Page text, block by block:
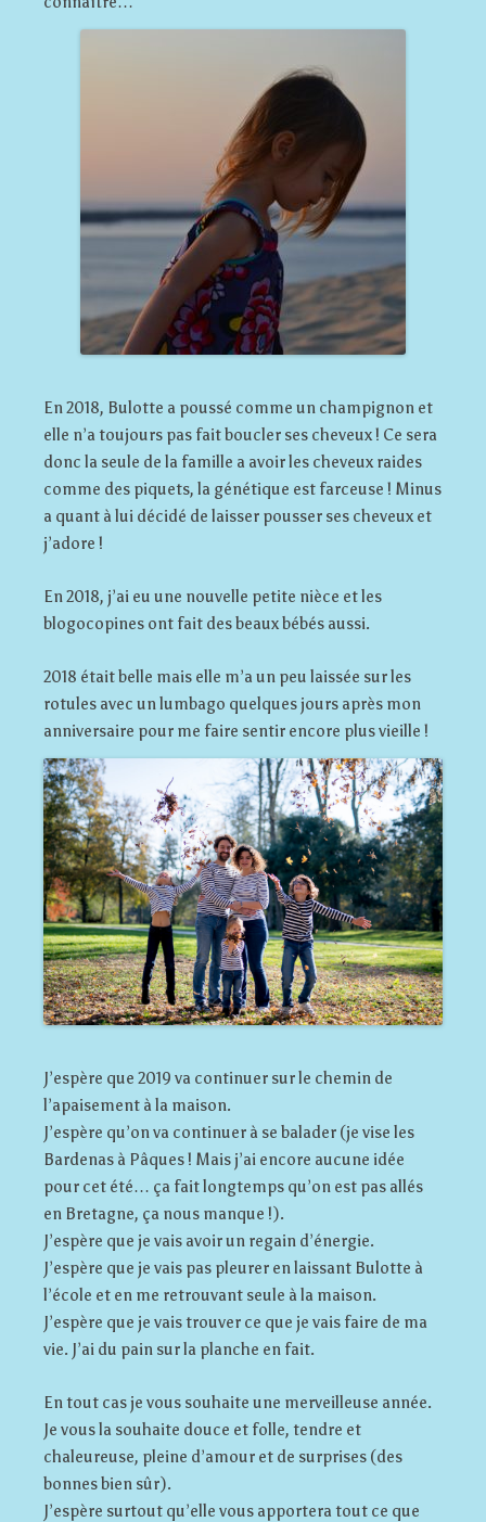
En 2018, Bulotte a poussé comme un champignon et
elle n’a toujours pas fait boucler ses cheveux ! Ce sera
donc la seule de la famille a avoir les cheveux raides
comme des piquets, la génétique est farceuse ! Minus
a quant à lui décidé de laisser pousser ses cheveux et
j’adore !
En 2018, j’ai eu une nouvelle petite nièce et les
blogocopines ont fait des beaux bébés aussi.
2018 était belle mais elle m’a un peu laissée sur les
rotules avec un lumbago quelques jours après mon
anniversaire pour me faire sentir encore plus vieille !
J’espère que 2019 va continuer sur le chemin de
l’apaisement à la maison.
J’espère qu’on va continuer à se balader (je vise les
Bardenas à Pâques ! Mais j’ai encore aucune idée
pour cet été… ça fait longtemps qu’on est pas allés
en Bretagne, ça nous manque !).
J’espère que je vais avoir un regain d’énergie.
J’espère que je vais pas pleurer en laissant Bulotte à
l’école et en me retrouvant seule à la maison.
J’espère que je vais trouver ce que je vais faire de ma
vie. J’ai du pain sur la planche en fait.
En tout cas je vous souhaite une merveilleuse année.
Je vous la souhaite douce et folle, tendre et
chaleureuse, pleine d’amour et de surprises (des
bonnes bien sûr).
J’espère surtout qu’elle vous apportera tout ce que